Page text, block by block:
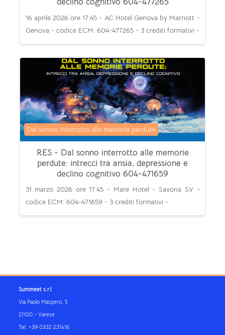
16 aprile 2026 ore 17:45 - AC Hotel Genova by Marriott -
Genova - codice ECM: 604-477265 - 3 crediti formativi -
RES - Dal sonno interrotto alle memorie
perdute: intrecci tra ansia, depressione e
declino cognitivo 604-471659
Categoria di corsi
Dal sonno interrotto alle memorie perdute
31 marzo 2026 ore 17:45 - Mare Hotel - Savona SV -
codice ECM: 604-471659 - 3 crediti formativi -
Blocchi
Blocchi
Blocchi
Blocchi
Summeet s.r.l
Via Paolo Maspero, 5
21100 - Varese
Tel. +39 0332 231416